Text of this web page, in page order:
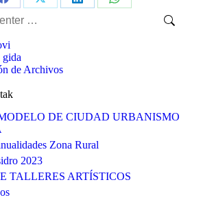
Share
on
Facebook
Share
Share
Share
DE CIUDAD URBANISMO
Zona Rural
2023
TALLERES ARTÍSTICOS